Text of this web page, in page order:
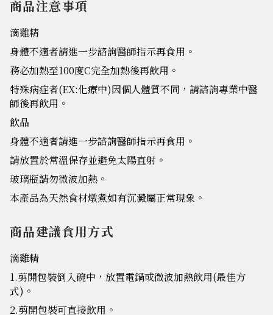
商品注意事項
滴雞精
身體不適者請進一步諮詢醫師指示再食用。
務必加熱至100度C完全加熱後再飲用。
特殊病症者(EX:化療中)因個人體質不同，請諮詢專業中醫
師後再飲用。
飲品
身體不適者請進一步諮詢醫師指示再食用。
請放置於常溫保存並避免太陽直射。
玻璃瓶請勿微波加熱。
本產品為天然食材燉煮如有沉澱屬正常現象。
商品建議食用方式
滴雞精
1.剪開包裝倒入碗中，放置電鍋或微波加熱飲用(最佳方
式)。
2.剪開包裝可直接飲用。